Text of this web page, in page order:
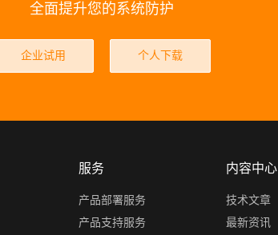
全面提升您的系统防护
企业试用 个人下载
服务
产品部署服务
产品支持服务
内容中心
技术文章
最新资讯